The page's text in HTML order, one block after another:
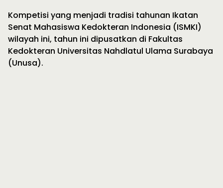
Kompetisi yang menjadi tradisi tahunan Ikatan
Senat Mahasiswa Kedokteran Indonesia (ISMKI)
wilayah ini, tahun ini dipusatkan di Fakultas
Kedokteran Universitas Nahdlatul Ulama Surabaya
(Unusa).